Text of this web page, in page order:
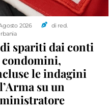
2026
di red.
spariti dai conti
le indagini
su un